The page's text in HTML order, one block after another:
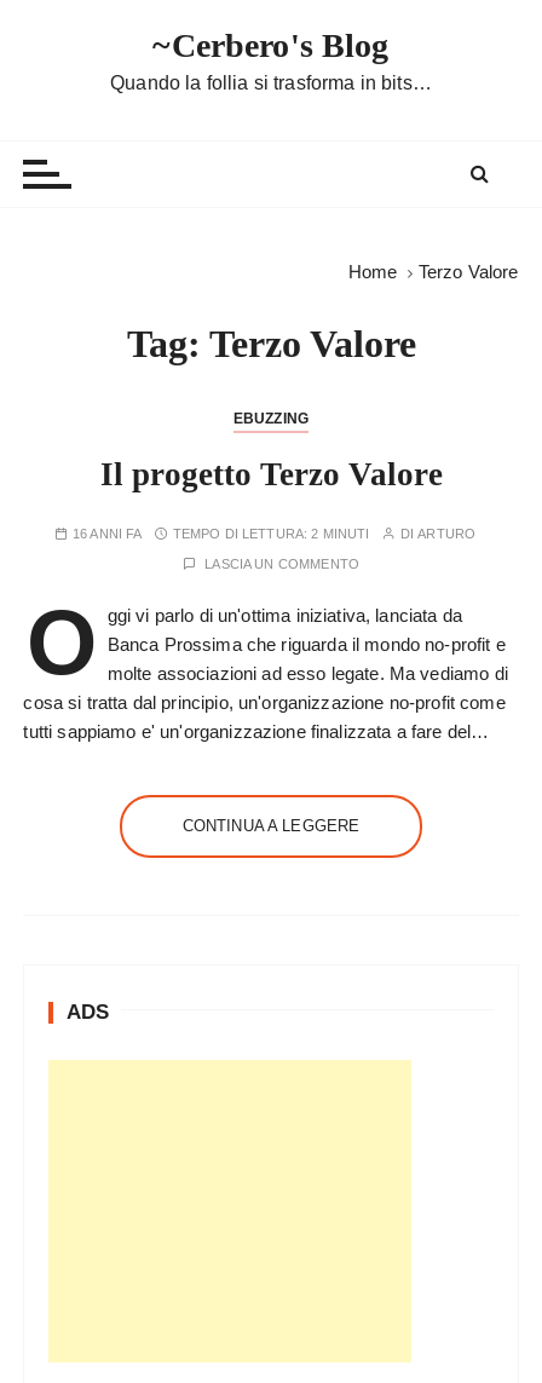
~Cerbero's Blog
Quando la follia si trasforma in bits…
Home Terzo Valore
Tag: Terzo Valore
EBUZZING
Il progetto Terzo Valore
16 ANNI FA TEMPO DI LETTURA:2 MINUTI DIARTURO
LASCIA UN COMMENTO
O
ggi vi parlo di un'ottima iniziativa, lanciata da
Banca Prossima che riguarda il mondo no-profit e
molte associazioni ad esso legate. Ma vediamo di
cosa si tratta dal principio, un'organizzazione no-profit come
tutti sappiamo e' un'organizzazione finalizzata a fare del…
CONTINUA A LEGGERE
ADS